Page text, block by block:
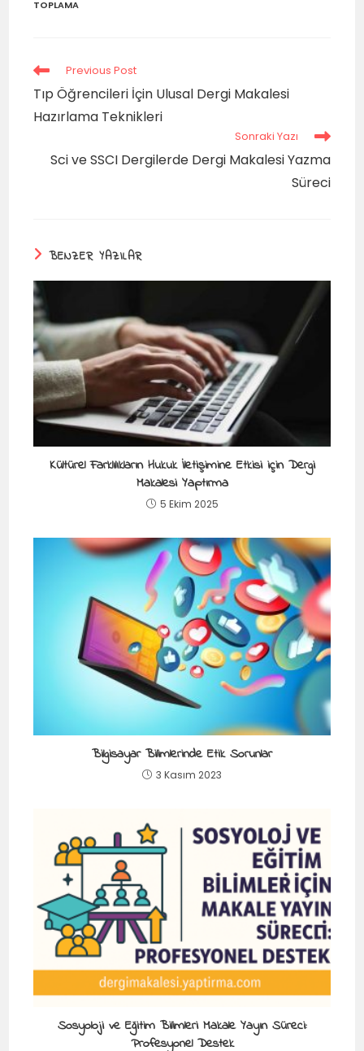
TOPLAMA
Previous Post
Tıp Öğrencileri İçin Ulusal Dergi Makalesi
Hazırlama Teknikleri
Sonraki Yazı
Sci ve SSCI Dergilerde Dergi Makalesi Yazma
Süreci
BENZER YAZILAR
Kültürel Farklılıkların Hukuk İletişimine Etkisi için Dergi
Makalesi Yaptırma
5 Ekim 2025
Bilgisayar Bilimlerinde Etik Sorunlar
3 Kasım 2023
Sosyoloji ve Eğitim Bilimleri Makale Yayın Süreci:
Profesyonel Destek